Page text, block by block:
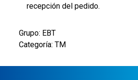
recepción del pedido.
Grupo: EBT
Categoría: TM